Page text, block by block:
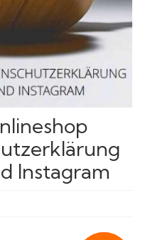
Instagram